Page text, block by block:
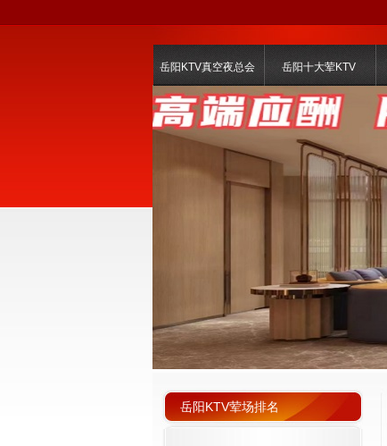
岳阳KTV真空夜总会 岳阳十大荤KTV
岳阳KTV荤场排名